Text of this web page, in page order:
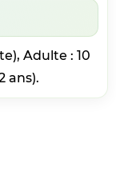
Adulte : 10
ans).